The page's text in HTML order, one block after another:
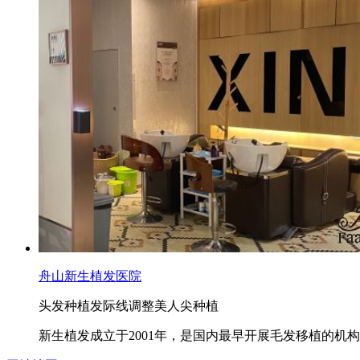
舟山新生植发医院
头发种植发际线调整美人尖种植
新生植发成立于2001年，是国内最早开展毛发移植的机